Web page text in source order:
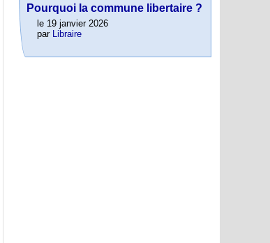
Pourquoi la commune libertaire ?
le 19 janvier 2026
par Libraire